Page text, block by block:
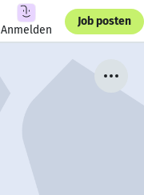
Anmelden
Job posten